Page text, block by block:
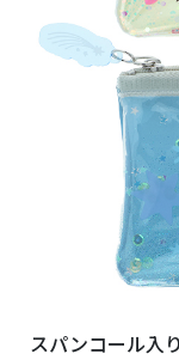
スパンコール入